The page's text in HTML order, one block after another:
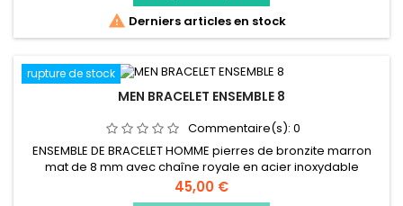
 Derniers articles en stock
rupture de stock
MEN BRACELET ENSEMBLE 8
Commentaire(s): 0
ENSEMBLE DE BRACELET HOMME pierres de bronzite marron
mat de 8 mm avec chaîne royale en acier inoxydable
combinées à un fermoir de homard reptile comme un
ensemble
Prix
45,00 €